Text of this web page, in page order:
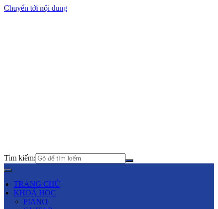
Chuyển tới nội dung
Tìm kiếm:
TRANG CHỦ
KHOÁ HỌC
PIANO